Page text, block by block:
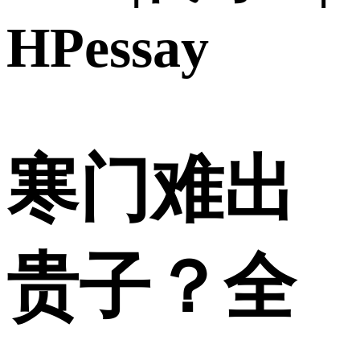
HPessay
寒门难出
贵子？全